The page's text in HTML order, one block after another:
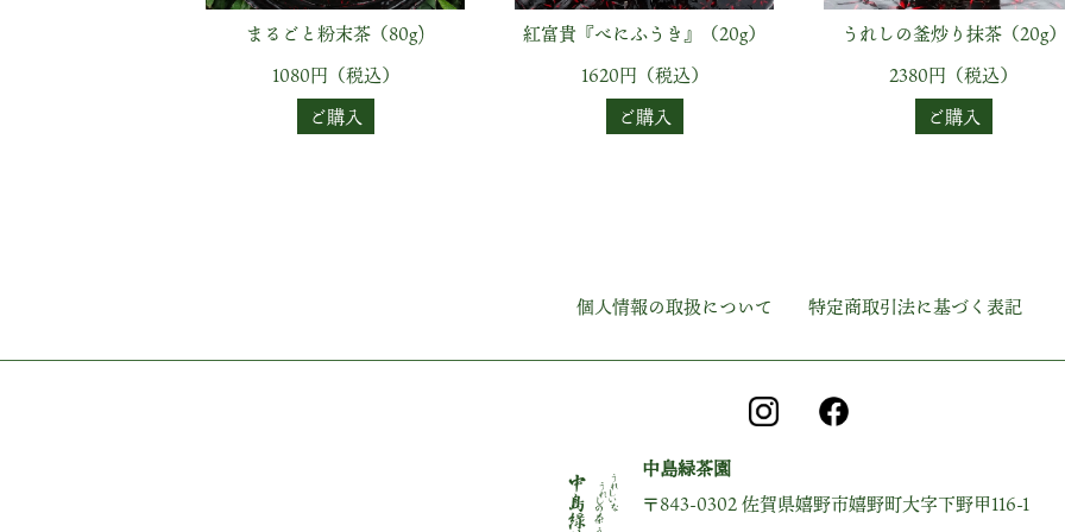
まるごと粉末茶（80g)
1080円（税込）
ご購入
紅富貴『べにふうき』（20g）
1620円（税込）
ご購入
うれしの釜炒り抹茶（20g）
2380円（税込）
ご購入
個人情報の取扱について 特定商取引法に基づく表記
中島緑茶園
〒843-0302 佐賀県嬉野市嬉野町大字下野甲116-1